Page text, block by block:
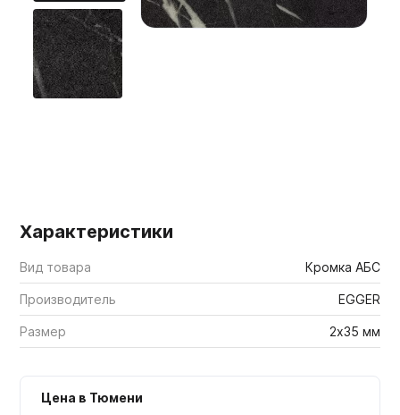
Мебельные образцы, каталоги
Характеристики
Вид товара Кромка АБС
Производитель EGGER
Размер 2х35 мм
Цена в Тюмени